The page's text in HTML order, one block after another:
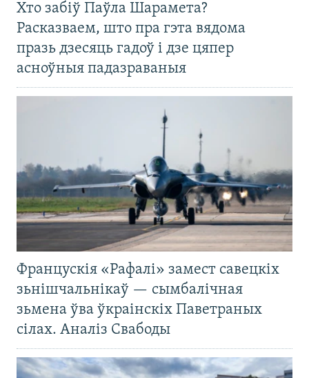
Хто забіў Паўла Шарамета?
Расказваем, што пра гэта вядома
празь дзесяць гадоў і дзе цяпер
асноўныя падазраваныя
Францускія «Рафалі» замест савецкіх
зьнішчальнікаў — сымбалічная
зьмена ўва ўкраінскіх Паветраных
сілах. Аналіз Свабоды